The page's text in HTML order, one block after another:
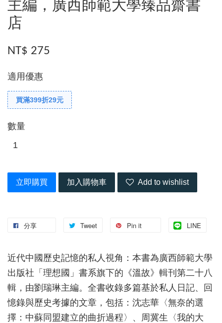
主編，廣西師範大學臻品齋書
店
NT$ 275
適用優惠
買滿399折29元
數量
立即購買 加入購物車 Add to wishlist
分享 Tweet Pin it LINE
近代中國歷史記憶的私人視角：本書為廣西師範大學
出版社「理想國」書系旗下的《溫故》輯刊第二十八
輯，由劉瑞琳主編。全書收錄多篇基於私人日記、回
憶錄與歷史考據的文章，包括：沈志華〈無奈的選
擇：中蘇同盟建立的曲折過程〉、周冀生〈我的大